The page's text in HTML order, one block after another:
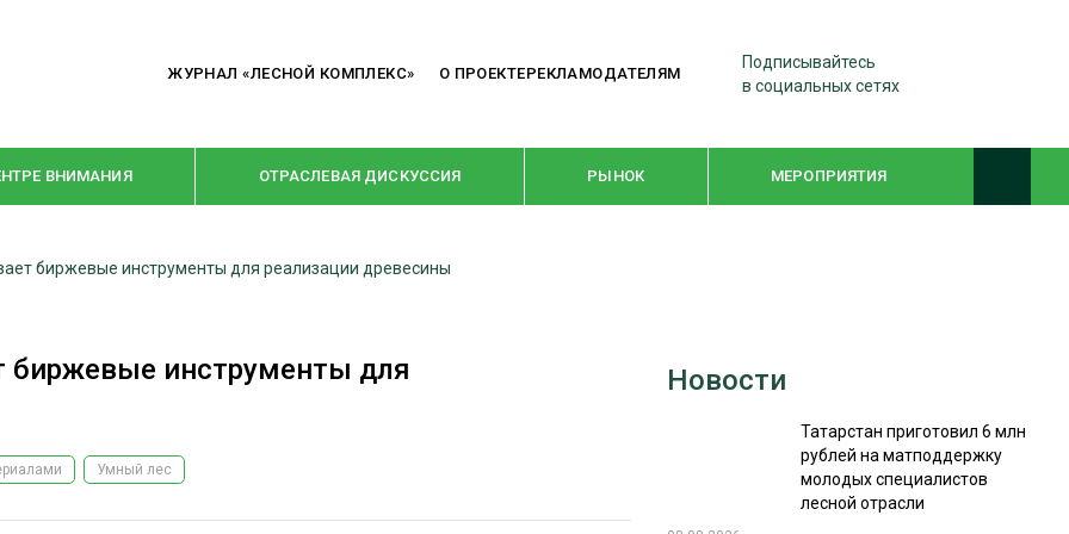
ЖУРНАЛ «ЛЕСНОЙ КОМПЛЕКС» О ПРОЕКТЕРЕКЛАМОДАТЕЛЯМ
Подписывайтесь
в социальных сетях
ВНИМАНИЯ ОТРАСЛЕВАЯ ДИСКУССИЯ РЫНОК МЕРОПРИЯТИЯ
РУБРИКИ
КРУПНЫМ ПЛАНОМ WOODEX-2021
СУШКА ДРЕВЕСИНЫ
биржевые инструменты для реализации древесины
биржевые инструменты для
Умный лес
Новости
Татарстан приготовил 6 млн
рублей на матподдержку
молодых специалистов
лесной отрасли